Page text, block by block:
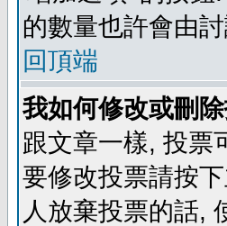
的數量也許會由
回頂端
我如何修改或刪
跟文章一樣, 投票
要修改投票請按
人放棄投票的話,